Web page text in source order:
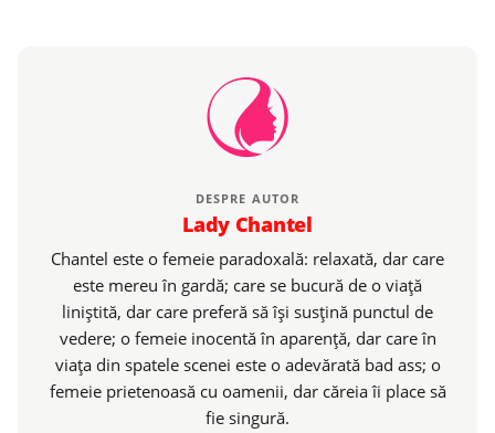
DESPRE AUTOR
Lady Chantel
Chantel este o femeie paradoxală: relaxată, dar care
este mereu în gardă; care se bucură de o viaţă
liniştită, dar care preferă să îşi susţină punctul de
vedere; o femeie inocentă în aparenţă, dar care în
viaţa din spatele scenei este o adevărată bad ass; o
femeie prietenoasă cu oamenii, dar căreia îi place să
fie singură.